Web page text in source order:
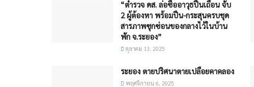
“ตำรวจ ดส. ล่อซื้ออาวุธปืนเถื่อน จับ
2 ผู้ต้องหา พร้อมปืน-กระสุนครบชุด
สารภาพซุกซ่อนของกลางไว้ในบ้าน
พัก จ.ระยอง”
ตุลาคม 13, 2025
ระยอง ตายปริศนาตายเปลือยคาคลอง
พฤศจิกายน 6, 2025